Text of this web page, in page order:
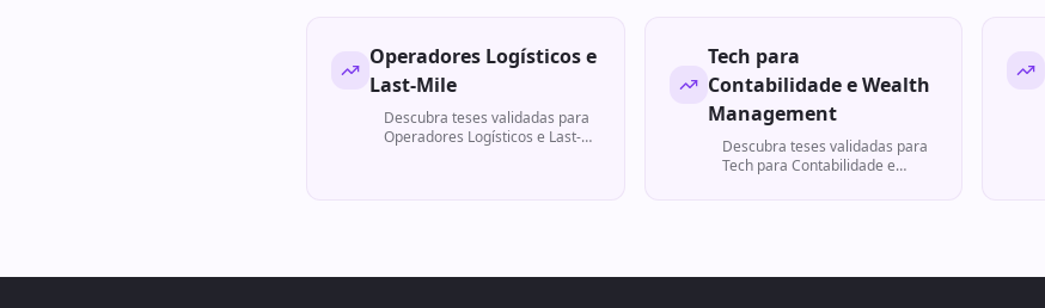
Operadores Logísticos e
Last-Mile
Descubra teses validadas para
Operadores Logísticos e Last-
Tech para
Contabilidade e Wealth
Management
Descubra teses validadas para
Tech para Contabilidade e